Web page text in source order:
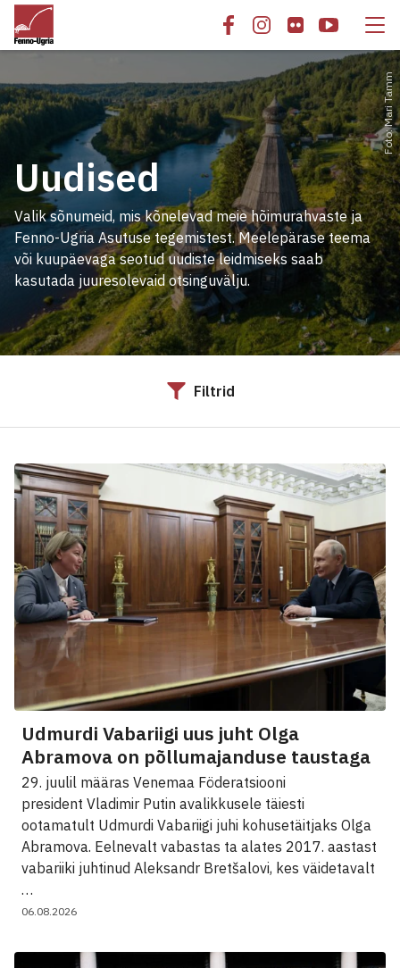
Foto: Mari Tamm
Uudised
Valik sõnumeid, mis kõnelevad meie hõimurahvaste ja
Fenno-Ugria Asutuse tegemistest. Meelepärase teema
või kuupäevaga seotud uudiste leidmiseks saab
kasutada juuresolevaid otsinguvälju.
Filtrid
Udmurdi Vabariigi uus juht Olga
Abramova on põllumajanduse taustaga
29. juulil määras Venemaa Föderatsiooni
president Vladimir Putin avalikkusele täiesti
ootamatult Udmurdi Vabariigi juhi kohusetäitjaks Olga
Abramova. Eelnevalt vabastas ta alates 2017. aastast
vabariiki juhtinud Aleksandr Bretšalovi, kes väidetavalt
…
06.08.2026